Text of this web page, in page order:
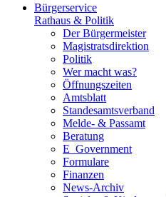
Bürgerservice
Rathaus & Politik
Der Bürgermeister
Magistratsdirektion
Politik
Wer macht was?
Öffnungszeiten
Amtsblatt
Standesamtsverband
Melde- & Passamt
Beratung
E_Government
Formulare
Finanzen
News-Archiv